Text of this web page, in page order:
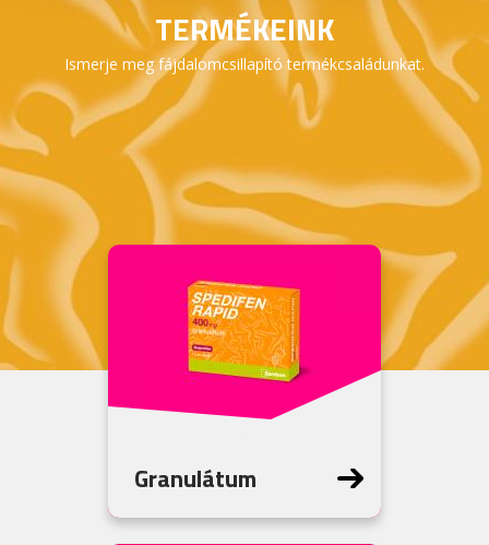
TERMÉKEINK
Ismerje meg fájdalomcsillapító termékcsaládunkat.
Granulátum